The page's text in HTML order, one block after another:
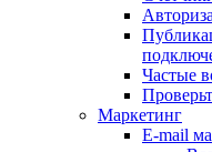
Частые
Маркетинг
E-mail